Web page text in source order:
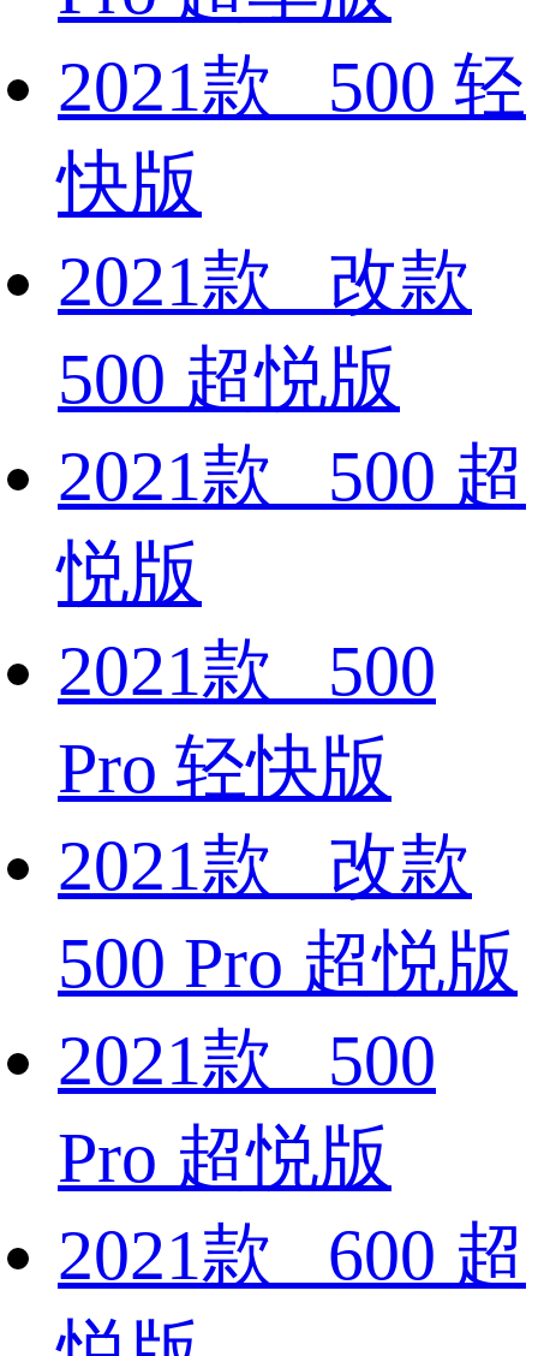
2021款 500 轻
快版
2021款 改款
500 超悦版
2021款 500 超
悦版
2021款 500
Pro 轻快版
2021款 改款
500 Pro 超悦版
2021款 500
Pro 超悦版
2021款 600 超